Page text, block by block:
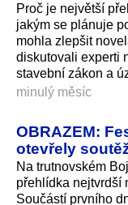
Proč je největší
jakým se plánuje
mohla zlepšit
diskutovali experti
stavební zákon a
minulý měsíc
OBRAZEM:
otevřely
Na trutnovském
přehlídka nejtvrdší
Součástí prvního